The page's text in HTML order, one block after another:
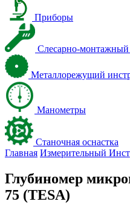
Приборы
Слесарно-монтажный
Металлорежущий
Манометры
Станочная оснастка
Главная Измерительный
Глубиномер
75 (TESA)